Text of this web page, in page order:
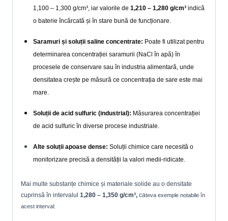
1,100 – 1,300 g/cm³, iar valorile de 1,210 – 1,280 g/cm³ indică
o baterie încărcată și în stare bună de funcționare.
Saramuri și soluții saline concentrate: Poate fi utilizat pentru
determinarea concentrației saramurii (NaCl în apă) în
procesele de conservare sau în industria alimentară, unde
densitatea crește pe măsură ce concentrația de sare este mai
mare.
Soluții de acid sulfuric (industrial): Măsurarea concentrației
de acid sulfuric în diverse procese industriale.
Alte soluții apoase dense: Soluții chimice care necesită o
monitorizare precisă a densității la valori medii-ridicate.
Mai multe substanțe chimice și materiale solide au o densitate
cuprinsă în intervalul 1,280 – 1,350 g/cm³, cateva exemple notabile în
acest interval: